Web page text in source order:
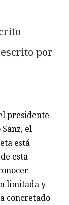
por
presidente
el
está
esta
limitada y
concretado